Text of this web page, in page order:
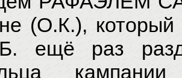
(О.К.),
ещё раз